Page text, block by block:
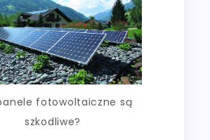
fotowoltaiczne są
szkodliwe?